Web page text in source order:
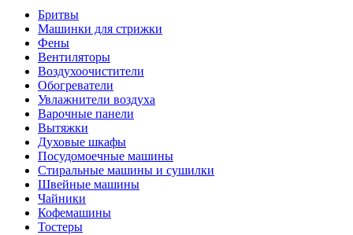
Бритвы
Машинки для стрижки
Фены
Вентиляторы
Воздухоочистители
Обогреватели
Увлажнители воздуха
Варочные панели
Вытяжки
Духовые шкафы
Посудомоечные машины
Стиральные машины и сушилки
Швейные машины
Чайники
Кофемашины
Тостеры